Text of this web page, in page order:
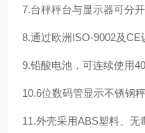
7.台秤秤台与显示器可分
8.通过欧洲ISO-9002及CE
9.铅酸电池，可连续使用
10.6位数码管显示不锈钢
11.外壳采用ABS塑料、无